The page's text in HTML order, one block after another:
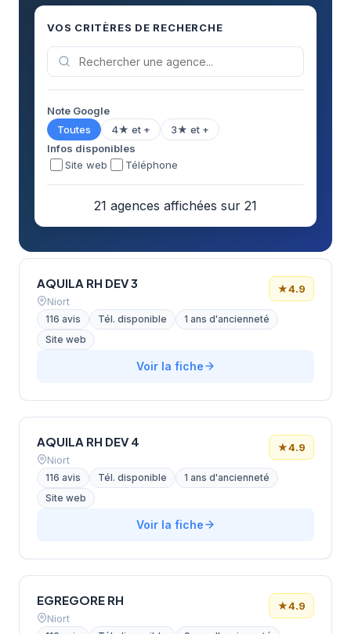
VOS CRITÈRES DE RECHERCHE
Note Google
Toutes
4★ et +
3★ et +
Infos disponibles
Site web
Téléphone
21 agences affichées sur 21
AQUILA RH DEV 3
Niort
★4.9
116 avis Tél. disponible
1 ans d'ancienneté
Site web
Voir la fiche
AQUILA RH DEV 4
Niort
★4.9
116 avis Tél. disponible
1 ans d'ancienneté
Site web
Voir la fiche
EGREGORE RH
Niort
★4.9